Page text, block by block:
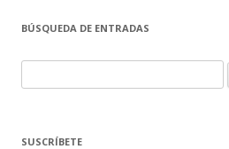
b
o
o
k
er p
ar
ti
BÚSQUEDA DE ENTRADAS
u
c
SUSCRÍBETE